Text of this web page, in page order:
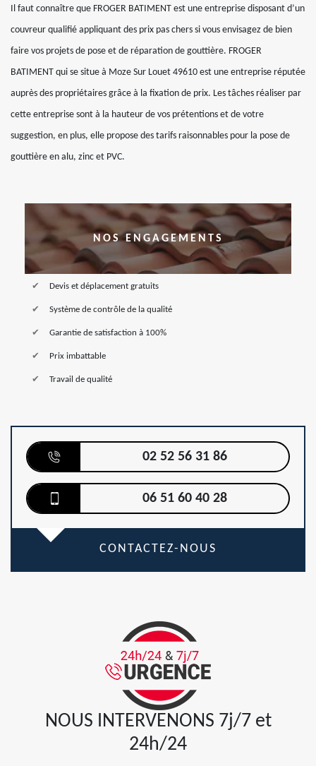
Il faut connaître que FROGER BATIMENT est une entreprise disposant d’un
couvreur qualifié appliquant des prix pas chers si vous envisagez de bien
faire vos projets de pose et de réparation de gouttière. FROGER
BATIMENT qui se situe à Moze Sur Louet 49610 est une entreprise réputée
auprès des propriétaires grâce à la fixation de prix. Les tâches réaliser par
cette entreprise sont à la hauteur de vos prétentions et de votre
suggestion, en plus, elle propose des tarifs raisonnables pour la pose de
gouttière en alu, zinc et PVC.
NOS ENGAGEMENTS
Devis et déplacement gratuits
Système de contrôle de la qualité
Garantie de satisfaction à 100%
Prix imbattable
Travail de qualité
02 52 56 31 86
06 51 60 40 28
CONTACTEZ-NOUS
NOUS INTERVENONS 7j/7 et
24h/24